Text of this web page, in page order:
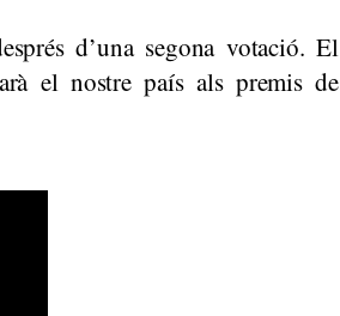
d’una segona votació. El
el nostre país als premis de